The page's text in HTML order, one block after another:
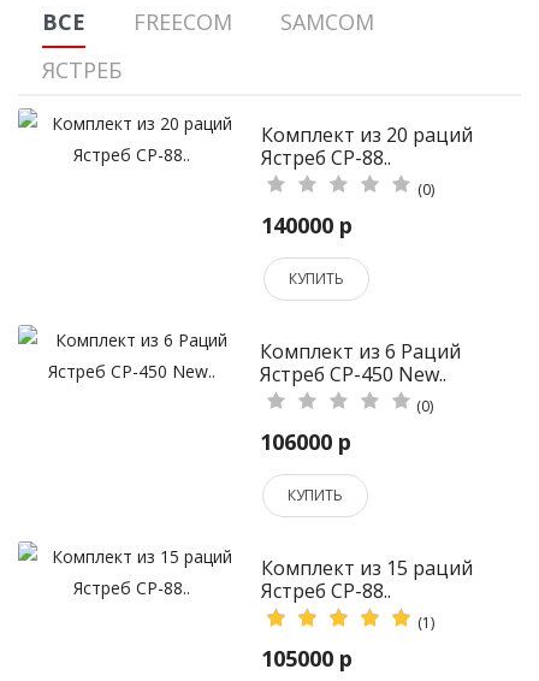
ВСЕ FREECOM
SAMCOM
ЯСТРЕБ
Комплект из 20 раций
Ястреб СР-88..
(0)
140000 р
КУПИТЬ
Комплект из 6 Раций
Ястреб СР-450 New..
(0)
106000 р
КУПИТЬ
Комплект из 15 раций
Ястреб СР-88..
(1)
105000 р